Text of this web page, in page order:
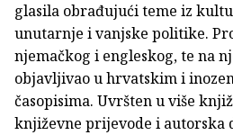
glasila obrađujući teme iz
unutarnje i vanjske politike.
njemačkog i engleskog, te na
objavljivao u hrvatskim i
časopisima. Uvršten u više
književne prijevode i autorska